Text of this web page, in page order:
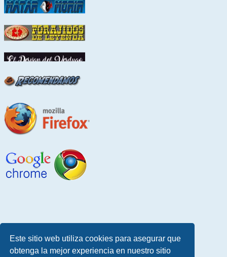
Este sitio web utiliza cookies para asegurar que
obtenga la mejor experiencia en nuestro sitio